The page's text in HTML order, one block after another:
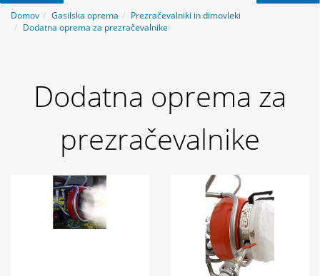
Domov Gasilska oprema
Prezračevalniki in dimovleki
Dodatna oprema za prezračevalnike
Dodatna oprema za
prezračevalnike